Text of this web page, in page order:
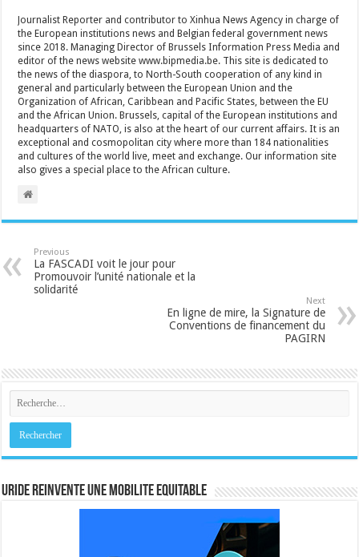
Journalist Reporter and contributor to Xinhua News Agency in charge of
the European institutions news and Belgian federal government news
since 2018. Managing Director of Brussels Information Press Media and
editor of the news website www.bipmedia.be. This site is dedicated to
the news of the diaspora, to North-South cooperation of any kind in
general and particularly between the European Union and the
Organization of African, Caribbean and Pacific States, between the EU
and the African Union. Brussels, capital of the European institutions and
headquarters of NATO, is also at the heart of our current affairs. It is an
exceptional and cosmopolitan city where more than 184 nationalities
and cultures of the world live, meet and exchange. Our information site
also gives a special place to the African culture.
Previous
La FASCADI voit le jour pour
Promouvoir l’unité nationale et la
solidarité
Next
En ligne de mire, la Signature de
Conventions de financement du
PAGIRN
URIDE REINVENTE UNE MOBILITE EQUITABLE